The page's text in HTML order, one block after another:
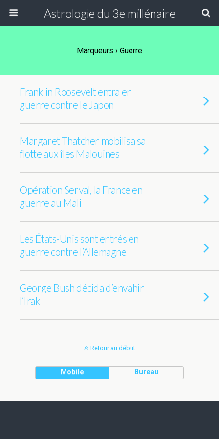
Astrologie du 3e millénaire
Marqueurs › Guerre
Franklin Roosevelt entra en
guerre contre le Japon
Margaret Thatcher mobilisa sa
flotte aux îles Malouines
Opération Serval, la France en
guerre au Mali
Les États-Unis sont entrés en
guerre contre l’Allemagne
George Bush décida d’envahir
l’Irak
Retour au début
Mobile Bureau